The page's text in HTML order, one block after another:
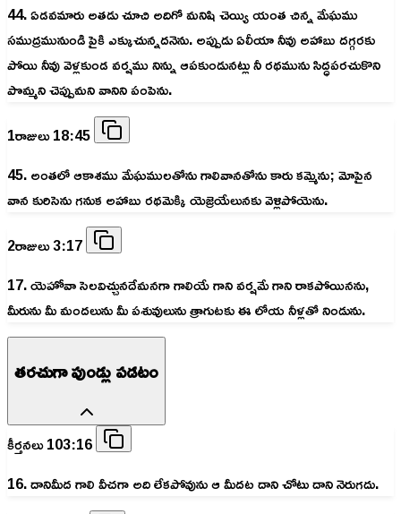
44. ఏడవమారు అతడు చూచి అదిగో మనిషి చెయ్యి యంత చిన్న మేఘము
సముద్రమునుండి పైకి ఎక్కుచున్నదనెను. అప్పుడు ఏలీయా నీవు అహాబు దగ్గరకు
పోయి నీవు వెళ్లకుండ వర్షము నిన్ను ఆపకుండునట్లు నీ రథమును సిద్ధపరచుకొని
పొమ్మని చెప్పుమని వానిని పంపెను.
1రాజులు 18:45
45. అంతలో ఆకాశము మేఘములతోను గాలివానతోను కారు కమ్మెను; మోపైన
వాన కురిసెను గనుక అహాబు రథమెక్కి యెజ్రెయేలునకు వెళ్లిపోయెను.
2రాజులు 3:17
17. యెహోవా సెలవిచ్చునదేమనగా గాలియే గాని వర్షమే గాని రాకపోయినను,
మీరును మీ మందలును మీ పశువులును త్రాగుటకు ఈ లోయ నీళ్లతో నిండును.
తరచుగా పుండ్లు పడటం
కీర్తనలు 103:16
16. దానిమీద గాలి వీచగా అది లేకపోవును ఆ మీదట దాని చోటు దాని నెరుగదు.